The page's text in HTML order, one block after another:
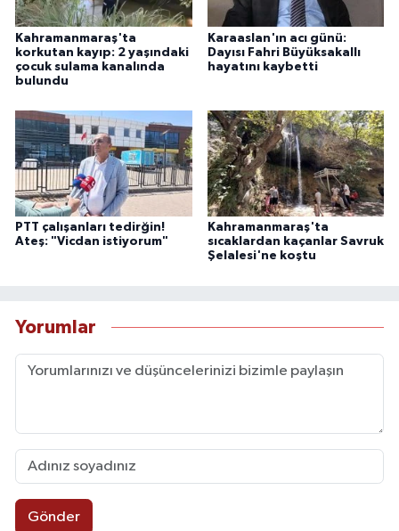
Kahramanmaraş'ta
korkutan kayıp: 2 yaşındaki
çocuk sulama kanalında
bulundu
Karaaslan'ın acı günü:
Dayısı Fahri Büyüksakallı
hayatını kaybetti
PTT çalışanları tedirğin!
Ateş: "Vicdan istiyorum"
Kahramanmaraş'ta
sıcaklardan kaçanlar Savruk
Şelalesi'ne koştu
Yorumlar
Gönder